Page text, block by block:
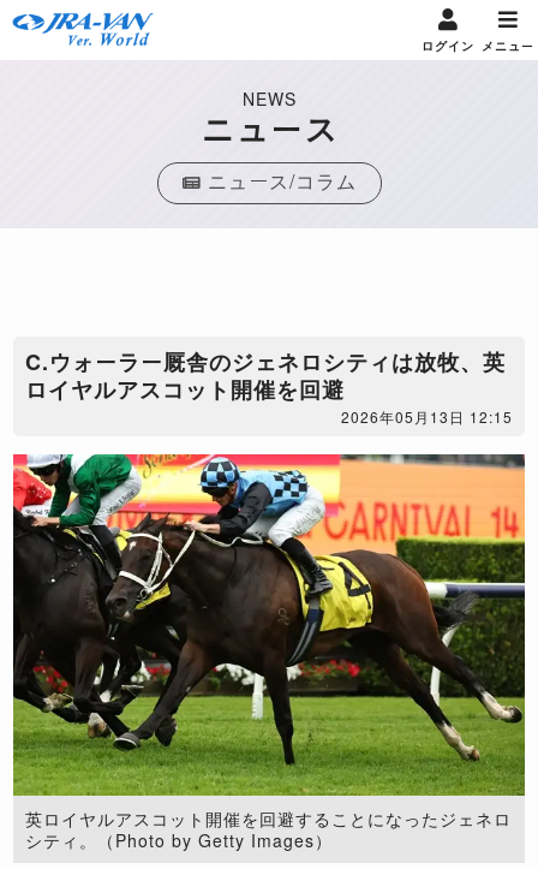
ログイン メニュー
NEWS
ニュース
ニュース/コラム
C.ウォーラー厩舎のジェネロシティは放牧、英
ロイヤルアスコット開催を回避
2026年05月13日 12:15
英ロイヤルアスコット開催を回避することになったジェネロ
シティ。（Photo by Getty Images）